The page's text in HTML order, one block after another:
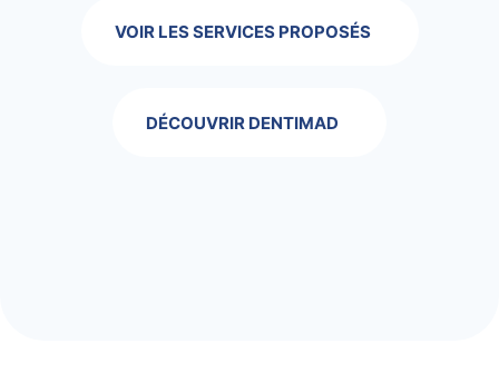
VOIR LES SERVICES PROPOSÉS
DÉCOUVRIR DENTIMAD